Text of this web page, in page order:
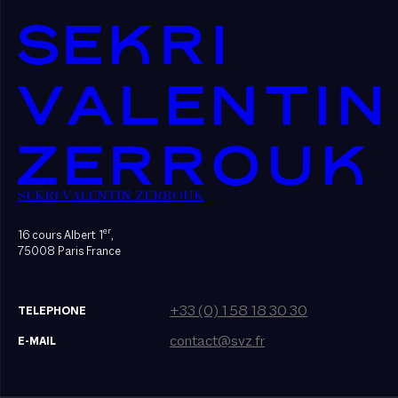
SEKRI VALENTIN ZERROUK
16 cours Albert 1er,
75008 Paris France
TELEPHONE +33 (0) 1 58 18 30 30
E-MAIL contact@svz.fr